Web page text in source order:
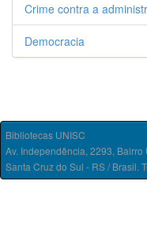
Crime contra a
Democracia
Bibliotecas UNISC
Av. Independência, 2293,
Santa Cruz do Sul - RS / Brasil.